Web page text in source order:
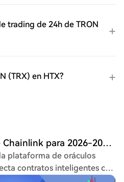
trading de 24h de TRON
(TRX) en HTX?
Previsión del precio de Chainlink para 2026-2032: ¿Los sentimientos de tron apuntan a comprar LINK?
plataforma de oráculos
contratos inteligentes con